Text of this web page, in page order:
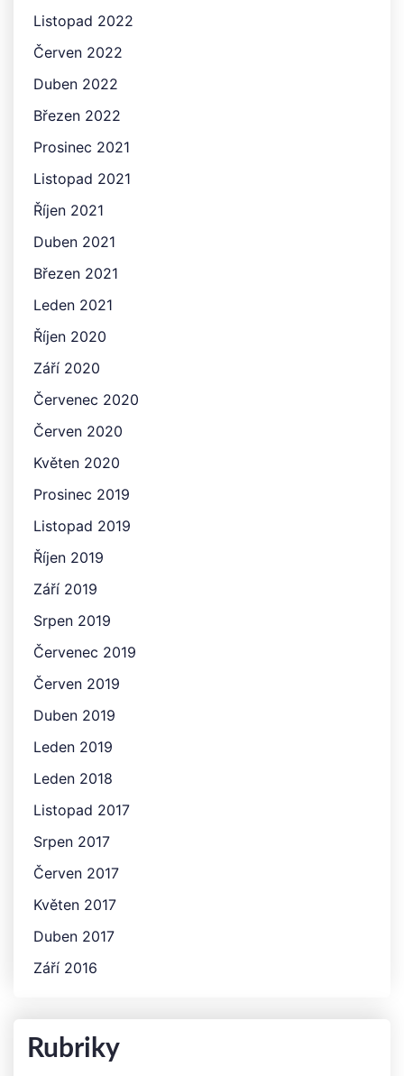
Listopad 2022
Červen 2022
Duben 2022
Březen 2022
Prosinec 2021
Listopad 2021
Říjen 2021
Duben 2021
Březen 2021
Leden 2021
Říjen 2020
Září 2020
Červenec 2020
Červen 2020
Květen 2020
Prosinec 2019
Listopad 2019
Říjen 2019
Září 2019
Srpen 2019
Červenec 2019
Červen 2019
Duben 2019
Leden 2019
Leden 2018
Listopad 2017
Srpen 2017
Červen 2017
Květen 2017
Duben 2017
Září 2016
Rubriky